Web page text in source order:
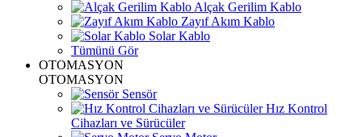
Alçak Gerilim Kablo
Zayıf Akım Kablo
Solar Kablo
Tümünü Gör
OTOMASYON
OTOMASYON
Sensör
Hız Kontrol
Cihazları ve Sürücüler